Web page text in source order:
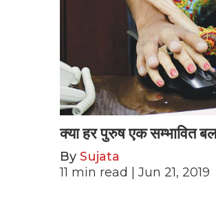
क्या हर पुरुष एक सम्भावित
By Sujata
11 min read | Jun 21, 2019